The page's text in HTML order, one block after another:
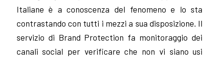
Italiane è a conoscenza del fenomeno e lo sta
contrastando con tutti i mezzi a sua disposizione. Il
servizio di Brand Protection fa monitoraggio dei
canali social per verificare che non vi siano usi